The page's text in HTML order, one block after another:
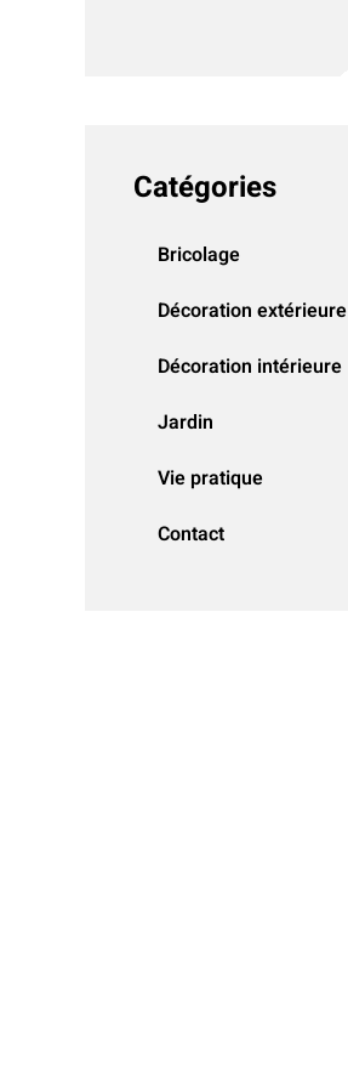
Catégories
Bricolage
Décoration extérieure
Décoration intérieure
Jardin
Vie pratique
Contact